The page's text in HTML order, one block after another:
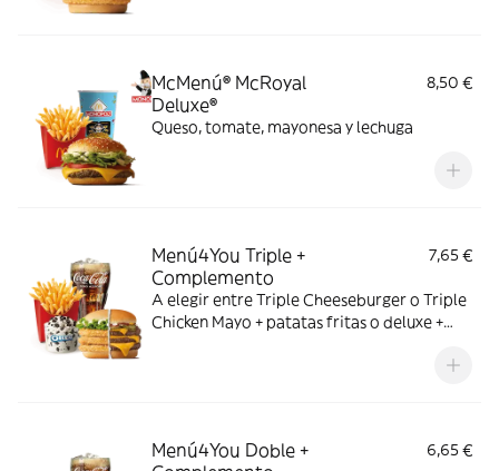
McMenú® McRoyal
Deluxe®
8,50 €
Queso, tomate, mayonesa y lechuga
Menú4You Triple +
Complemento
7,65 €
A elegir entre Triple Cheeseburger o Triple
Chicken Mayo + patatas fritas o deluxe +
Menú4You Doble +
6,65 €